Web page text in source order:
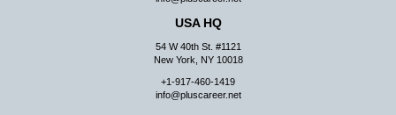
USA HQ
54 W 40th St. #1121
New York, NY 10018
+1-917-460-1419
info@pluscareer.net